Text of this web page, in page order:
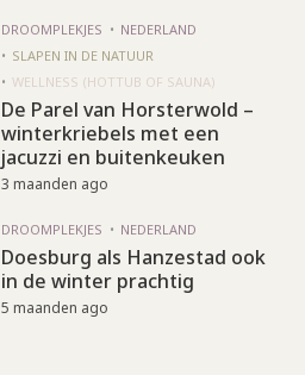
DROOMPLEKJES
NEDERLAND
SLAPEN IN DE NATUUR
WELLNESS (HOTTUB OF SAUNA)
De Parel van Horsterwold –
winterkriebels met een
jacuzzi en buitenkeuken
3 maanden ago
DROOMPLEKJES NEDERLAND
Doesburg als Hanzestad ook
in de winter prachtig
5 maanden ago